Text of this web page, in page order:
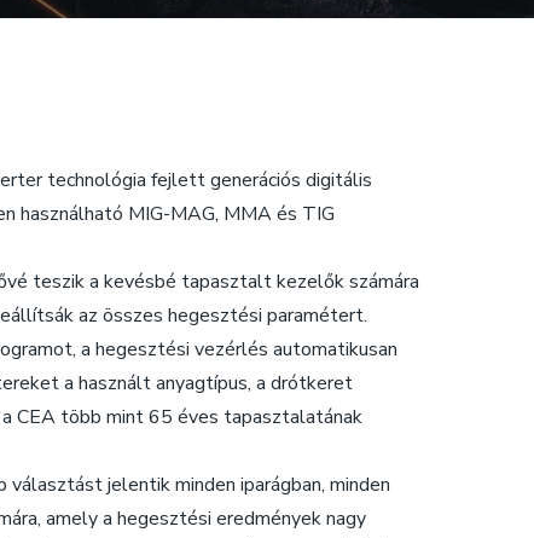
technológia fejlett generációs digitális
használható MIG-MAG, MMA és TIG
teszik a kevésbé tapasztalt kezelők számára
az összes hegesztési paramétert.
a hegesztési vezérlés automatikusan
a használt anyagtípus, a drótkeret
CEA több mint 65 éves tapasztalatának
választást jelentik minden iparágban, minden
amely a hegesztési eredmények nagy